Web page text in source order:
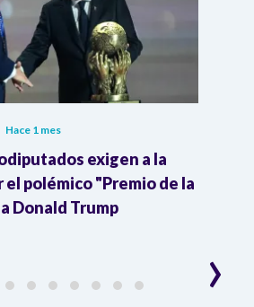
Hace 1 mes
exigen a la
el polémico "Premio de la
Donald Trump
›